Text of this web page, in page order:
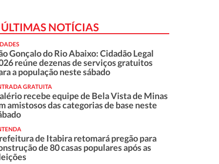
ÚLTIMAS NOTÍCIAS
Gonçalo do Rio Abaixo: Cidadão Legal
reúne dezenas de serviços gratuitos
a população neste sábado
GRATUITA
recebe equipe de Bela Vista de Minas
amistosos das categorias de base neste
de Itabira retomará pregão para
de 80 casas populares após as